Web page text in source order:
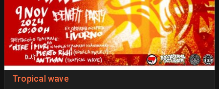
Tropical wave